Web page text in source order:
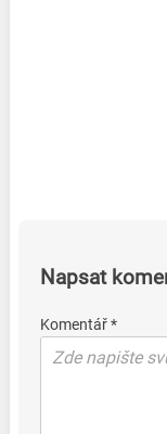
Napsat
Komentář *